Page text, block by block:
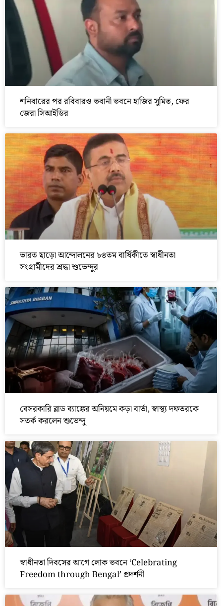
শনিবারের পর রবিবারও ভবানী ভবনে হাজির সুমিত, ফের
জেরা সিআইডির
ভারত ছাড়ো আন্দোলনের ৮৪তম বার্ষিকীতে স্বাধীনতা
সংগ্রামীদের শ্রদ্ধা শুভেন্দুর
বেসরকারি ব্লাড ব্যাঙ্কের অনিয়মে কড়া বার্তা, স্বাস্থ্য দফতরকে
সতর্ক করলেন শুভেন্দু
স্বাধীনতা দিবসের আগে লোক ভবনে ‘Celebrating
Freedom through Bengal’ প্রদর্শনী